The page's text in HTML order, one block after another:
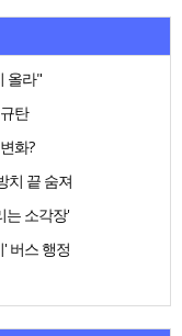
올라"
탄
화?
치 끝 숨져
는 소각장'
버스 행정